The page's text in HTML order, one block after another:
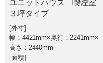
ユニットハウス 喫煙室
３坪タイプ
外寸
幅：4421mm×奥行：2241mm×
高さ：2440mm
面積